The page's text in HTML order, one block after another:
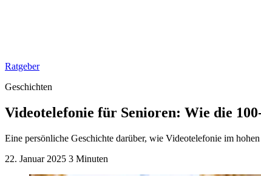
Ratgeber
Geschichten
Videotelefonie für Senioren: Wie die
Eine persönliche Geschichte darüber, wie Videotelefonie im
22. Januar 2025 3 Minuten